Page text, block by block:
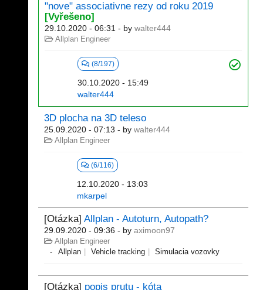
"nove" associativne rezy od roku 2019
[Vyřešeno]
29.10.2020 - 06:31 - by walter444
Allplan Engineer
(8/197)
30.10.2020 - 15:49
walter444
3D plocha na 3D teleso
25.09.2020 - 07:13 - by walter444
Allplan Engineer
(6/116)
12.10.2020 - 13:03
mkarpel
[Otázka] Allplan - Autoturn, Autopath?
29.09.2020 - 09:36 - by aximoon97
Allplan Engineer
Allplan
Vehicle tracking Simulacia vozovky
[Otázka] popis prutu - kóta